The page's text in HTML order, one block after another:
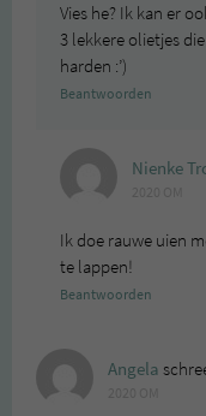
Vies he? Ik kan er
3 lekkere olietjes
harden :’)
Beantwoorden
Nienke
Ik doe rauwe uien
te lappen!
Beantwoorden
Angela